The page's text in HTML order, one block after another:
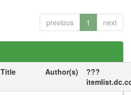
previous 1 next
Title Author(s)
???